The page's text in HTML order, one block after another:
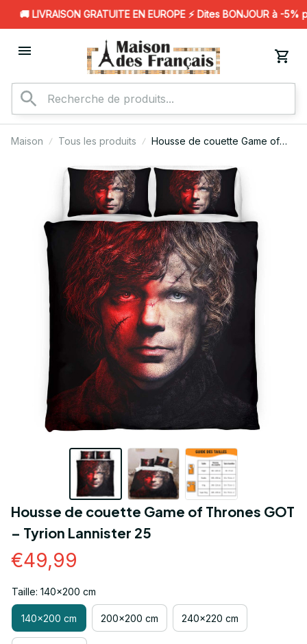
🚚 LIVRAISON GRATUITE EN EUROPE ⚡️ Dites BONJOUR à -5%
Maison Tous les produits
Housse de couette Game of
25
Housse de couette Game of Thrones GOT
– Tyrion Lannister 25
€49,99
Taille: 140x200 cm
140x200 cm 200x200 cm 240x220 cm